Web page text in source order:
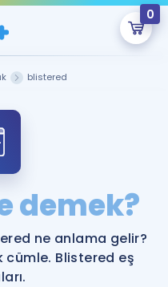
0
Boş.
onlarca eğitim seni
blistered
demek?
ne anlama gelir?
cümle. Blistered eş